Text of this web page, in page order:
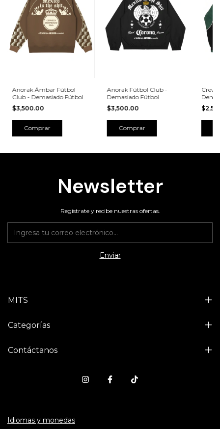
Anorak Ámbar Fútbol
Club - Demasiado Fútbol
$3,500.00
Comprar
Anorak Fútbol Club -
Demasiado Fútbol
$3,500.00
Comprar
Newsletter
Regístrate y recibe nuestras ofertas.
MITS
Categorías
Contáctanos
Idiomas y monedas